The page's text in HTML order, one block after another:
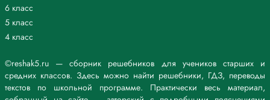
©reshak5.ru — сборник решебников для учеников старших и
средних классов. Здесь можно найти решебники, ГДЗ, переводы
текстов по школьной программе. Практически весь материал,
6 класс
5 класс
4 класс